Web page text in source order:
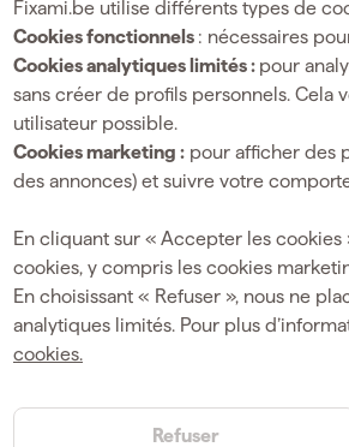
Fixami.be utilise différents types de
Cookies fonctionnels : nécessaires
Cookies analytiques limités : pour
sans créer de profils personnels. Cela
utilisateur possible.
Cookies marketing : pour afficher des
des annonces) et suivre votre
En cliquant sur « Accepter les cookies
cookies, y compris les cookies
En choisissant « Refuser », nous ne
analytiques limités. Pour plus
cookies.
Refuser